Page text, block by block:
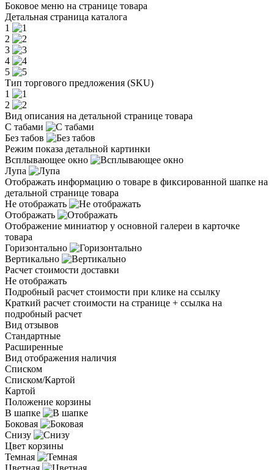
Боковое меню на странице товара
Детальная страница каталога
1
2
3
4
5
Тип торгового предложения (SKU)
1
2
Вид описания на детальной странице товара
С табами
Без табов
Режим показа детальной картинки
Всплывающее окно
Лупа
Отображать информацию о товаре в фиксированной шапке на
детальной странице товара
Не отображать
Отображать
Отображение миниатюр у основной галереи в карточке
товара
Горизонтально
Вертикально
Расчет стоимости доставки
Не отображать
Подробный расчет стоимости при клике на ссылку
Краткий расчет стоимости на странице + ссылка на
подробный расчет
Вид отзывов
Стандартные
Расширенные
Вид отображения наличия
Списком
Списком/Картой
Картой
Положение корзины
В шапке
Боковая
Снизу
Цвет корзины
Темная
Цветная